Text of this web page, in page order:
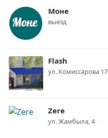
Моне
выезд
Flash
ул. Комиссарова 17
Zere
ул. Жамбыла, 4